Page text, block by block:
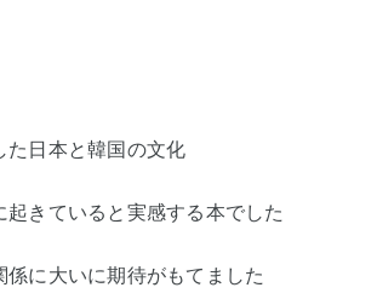
た日本と韓国の文化
きていると実感する本でした
係に大いに期待がもてました